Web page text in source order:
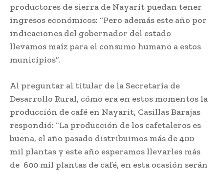
productores de sierra de Nayarit puedan tener
ingresos económicos: “Pero además este año por
indicaciones del gobernador del estado
llevamos maíz para el consumo humano a estos
municipios”.
Al preguntar al titular de la Secretaría de
Desarrollo Rural, cómo era en estos momentos la
producción de café en Nayarit, Casillas Barajas
respondió: “La producción de los cafetaleros es
buena, el año pasado distribuimos más de 400
mil plantas y este año esperamos llevarles más
de 600 mil plantas de café, en esta ocasión serán